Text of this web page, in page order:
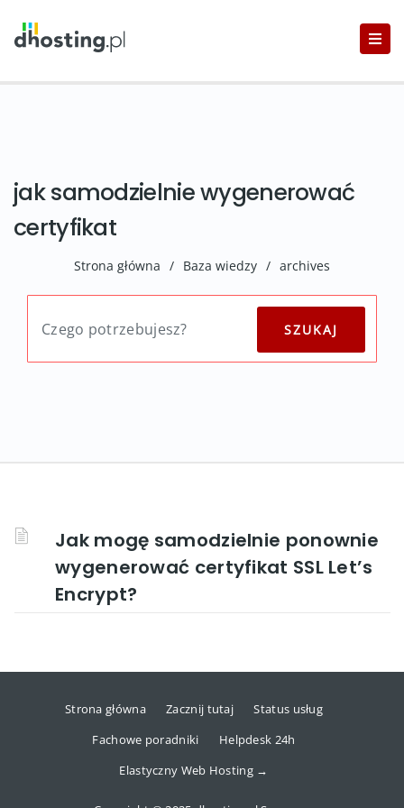
jak samodzielnie wygenerować
certyfikat
Strona główna / Baza wiedzy / archives
Jak mogę samodzielnie ponownie
wygenerować certyfikat SSL Let’s
Encrypt?
Strona główna Zacznij tutaj
Status usług
Fachowe poradniki
Helpdesk 24h
Elastyczny Web Hosting →